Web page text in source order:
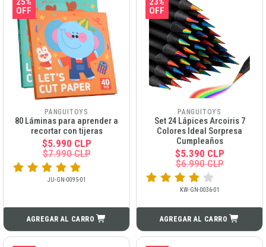
OFF
PANGUITOYS
80 Láminas para aprender a
recortar con tijeras
$5.990 CLP
$7.990 CLP
JU-GN-0095-01
AGREGAR AL CARRO
OFF
PANGUITOYS
Set 24 Lápices Arcoiris 7
Colores Ideal Sorpresa
Cumpleaños
$5.390 CLP
$6.990 CLP
KW-GN-0036-01
AGREGAR AL CARRO